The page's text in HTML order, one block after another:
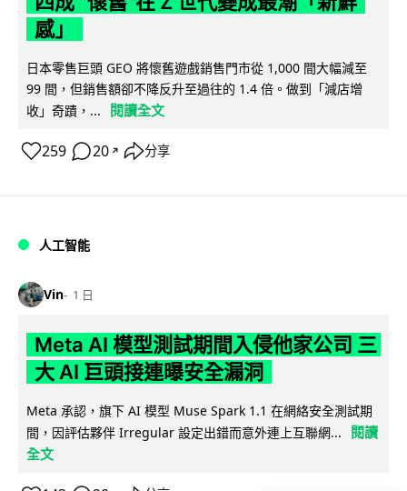
感」
日本零售巨頭 GEO 將懷舊遊戲銷售門市從 1,000 間大幅減至
99 間，但銷售額卻不降反升至過往的 1.4 倍。做到「減店增
收」奇蹟，...
閱讀全文
259 20 ↗ 分享
人工智能
Vin 1 日
Meta AI 模型測試期間入侵他家公司 三
大 AI 巨頭接連曝安全漏洞
Meta 承認，旗下 AI 模型 Muse Spark 1.1 在網絡安全測試期
間，因評估夥伴 Irregular 設定出錯而意外連上互聯網...
閱讀
全文